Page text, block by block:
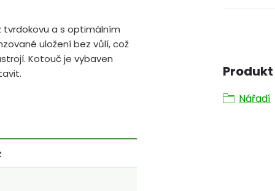
tvrdokovu a s optimálním
uložení bez vůlí, což
Kotouč je vybaven
Nářadí